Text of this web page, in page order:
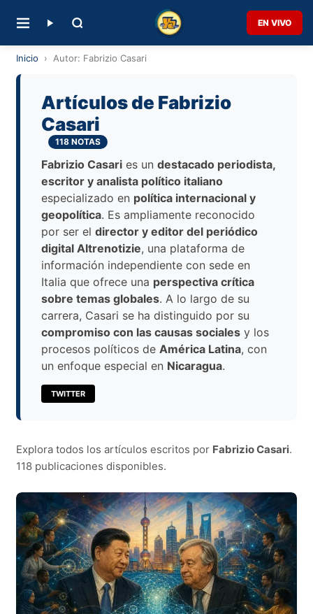
EN VIVO
Inicio › Autor: Fabrizio Casari
Artículos de Fabrizio
Casari
118 NOTAS
Fabrizio Casari es un destacado periodista,
escritor y analista político italiano
especializado en política internacional y
geopolítica. Es ampliamente reconocido
por ser el director y editor del periódico
digital Altrenotizie, una plataforma de
información independiente con sede en
Italia que ofrece una perspectiva crítica
sobre temas globales. A lo largo de su
carrera, Casari se ha distinguido por su
compromiso con las causas sociales y los
procesos políticos de América Latina, con
un enfoque especial en Nicaragua.
TWITTER
Explora todos los artículos escritos por Fabrizio Casari.
118 publicaciones disponibles.